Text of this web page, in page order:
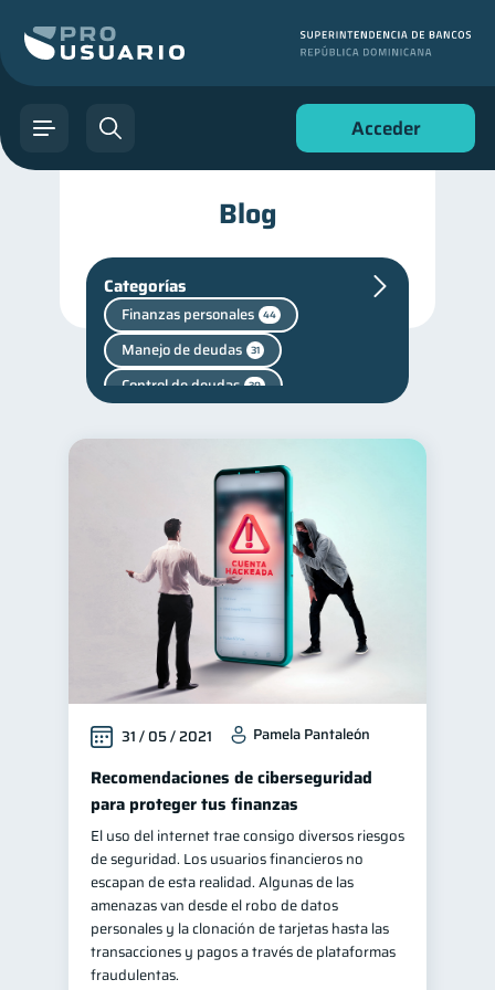
Acceder
Blog
Categorías
Finanzas personales 44
Manejo de deudas 31
Control de deudas 30
Productos financieros 11
Entidad financiera 8
Consejos 6 Servicios 4
Vacaciones
Cuenta Inactiva
inversiones 1
Salud mental 1
Educación financiera 31
Finanzas para jóvenes 30
Finanzas familiares 25
Inclusión financiera 22
Bienestar financiero 22
Finanzas para mujeres
Organización Financiera 10
31 / 05 / 2021 Pamela Pantaleón
Recomendaciones de ciberseguridad
para proteger tus finanzas
El uso del internet trae consigo diversos riesgos
de seguridad. Los usuarios financieros no
escapan de esta realidad. Algunas de las
amenazas van desde el robo de datos
personales y la clonación de tarjetas hasta las
transacciones y pagos a través de plataformas
fraudulentas.